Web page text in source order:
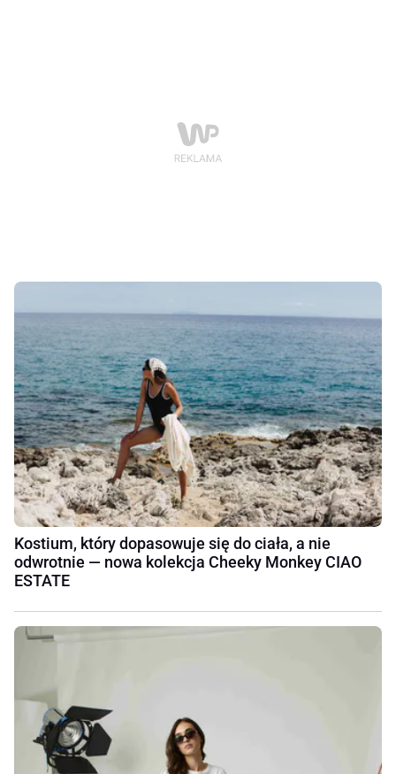
Kostium, który dopasowuje się do ciała, a nie
odwrotnie — nowa kolekcja Cheeky Monkey CIAO
ESTATE